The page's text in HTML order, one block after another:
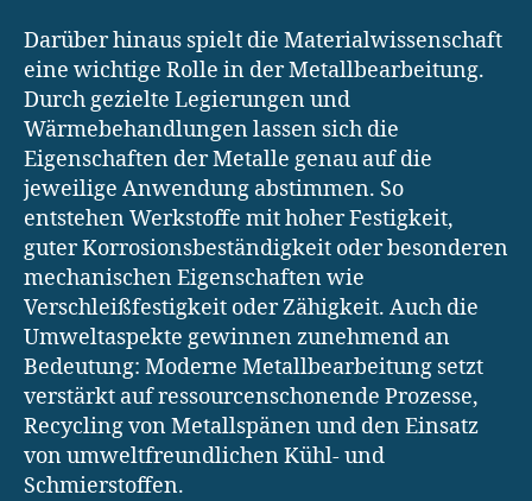
Darüber hinaus spielt die Materialwissenschaft
eine wichtige Rolle in der Metallbearbeitung.
Durch gezielte Legierungen und
Wärmebehandlungen lassen sich die
Eigenschaften der Metalle genau auf die
jeweilige Anwendung abstimmen. So
entstehen Werkstoffe mit hoher Festigkeit,
guter Korrosionsbeständigkeit oder besonderen
mechanischen Eigenschaften wie
Verschleißfestigkeit oder Zähigkeit. Auch die
Umweltaspekte gewinnen zunehmend an
Bedeutung: Moderne Metallbearbeitung setzt
verstärkt auf ressourcenschonende Prozesse,
Recycling von Metallspänen und den Einsatz
von umweltfreundlichen Kühl- und
Schmierstoffen.